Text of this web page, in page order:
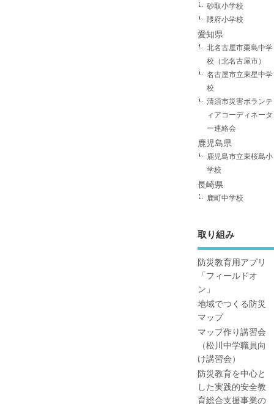
砂取小学校
隈府小学校
愛知県
北名古屋市栗島中学
校（北名古屋市）
名古屋市立東星中学
校
清須市災害ボランテ
ィアコーディネータ
ー連絡会
鹿児島県
鹿児島市立東桜島小
学校
長崎県
鹿町中学校
取り組み
防災教育用アプリ
「フィールドオ
ン」
地域でつくる防災
マップ
マップ作り講習会
（松川中学職員向
け講習会）
防災教育を中心と
した実践的安全教
育総合支援事業の